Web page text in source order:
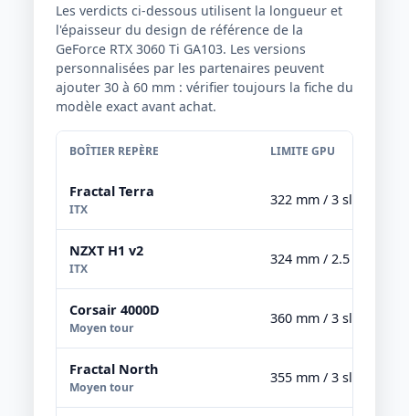
Les verdicts ci-dessous utilisent la longueur et
l'épaisseur du design de référence de la
GeForce RTX 3060 Ti GA103. Les versions
personnalisées par les partenaires peuvent
ajouter 30 à 60 mm : vérifier toujours la fiche du
modèle exact avant achat.
BOÎTIER REPÈRE LIMITE GPU
Fractal Terra
ITX
322 mm / 3 slots
NZXT H1 v2
ITX
324 mm / 2.5 slots
Corsair 4000D
Moyen tour
360 mm / 3 slots
Fractal North
Moyen tour
355 mm / 3 slots